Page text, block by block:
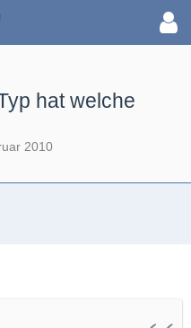
hat welche
2010